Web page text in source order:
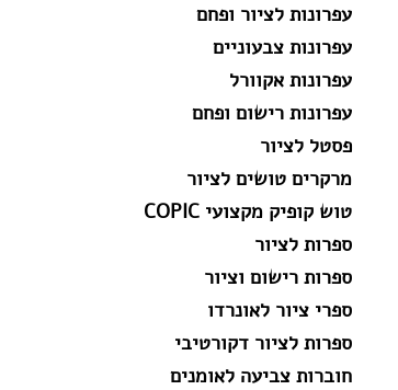
עפרונות לציור ופחם
עפרונות צבעוניים
עפרונות אקוורל
עפרונות רישום ופחם
פסטל לציור
מרקרים טושים לציור
טוש קופיק מקצועי COPIC
ספרות לציור
ספרות רישום וציור
ספרי ציור לאונרדו
ספרות לציור דקורטיבי
חוברות צביעה לאומנים